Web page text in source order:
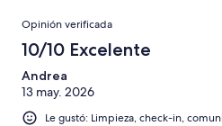
177
opiniones
Opiniones
Opinión verificada
10/10 Excelente
Andrea
13 may. 2026
Le gustó: Limpieza, check-in,